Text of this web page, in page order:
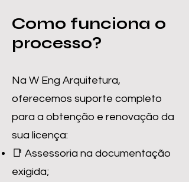
Como funciona o
processo?
Na W Eng Arquitetura,
oferecemos suporte completo
para a obtenção e renovação da
sua licença:
📑 Assessoria na documentação
exigida;